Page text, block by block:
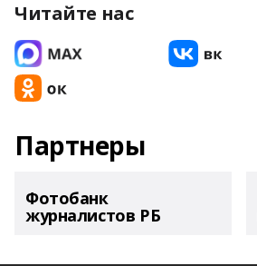
Читайте нас
Партнеры
Фотобанк
журналистов РБ